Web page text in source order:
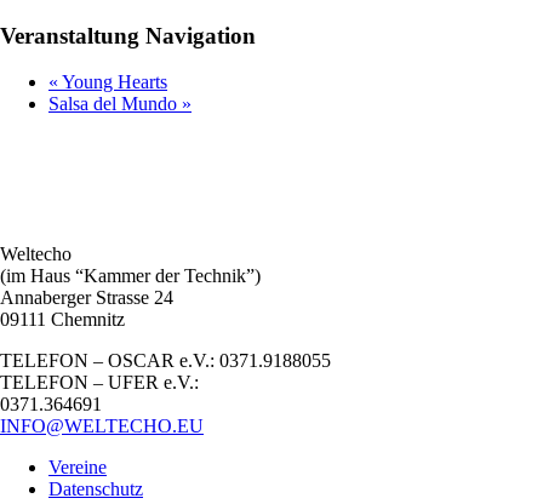
Veranstaltung Navigation
« Young Hearts
Salsa del Mundo »
Weltecho
(im Haus “Kammer der Technik”)
Annaberger Strasse 24
09111 Chemnitz
TELEFON – OSCAR e.V.: 0371.9188055
TELEFON – UFER e.V.:
0371.364691
INFO@WELTECHO.EU
Vereine
Datenschutz